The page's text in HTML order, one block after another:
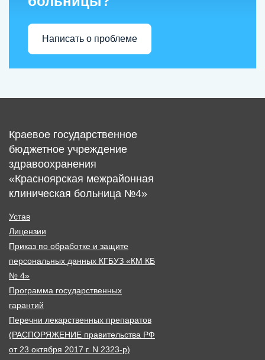
Написать о проблеме
Краевое государственное
бюджетное учреждение
здравоохранения
«Красноярская межрайонная
клиническая больница №4»
Устав
Лицензии
Приказ по обработке и защите
персональных данных КГБУЗ «КМ КБ
№ 4»
Программа государственных
гарантий
Перечни лекарственных препаратов
(РАСПОРЯЖЕНИЕ правительства РФ
от 23 октября 2017 г. N 2323-р)